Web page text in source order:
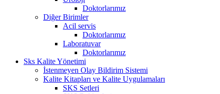
Doktorlarımız
Diğer Birimler
Acil servis
Doktorlarımız
Laboratuvar
Doktorlarımız
Sks Kalite Yönetimi
İstenmeyen Olay Bildirim Sistemi
Kalite Kitapları ve Kalite Uygulamaları
SKS Setleri